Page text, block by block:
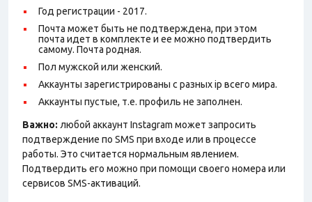
Год регистрации - 2017.
Почта может быть не подтверждена, при этом
почта идет в комплекте и ее можно подтвердить
самому. Почта родная.
Пол мужской или женский.
Аккаунты зарегистрированы с разных ip всего мира.
Аккаунты пустые, т.е. профиль не заполнен.
Важно: любой аккаунт Instagram может запросить
подтверждение по SMS при входе или в процессе
работы. Это считается нормальным явлением.
Подтвердить его можно при помощи своего номера или
сервисов SMS-активаций.